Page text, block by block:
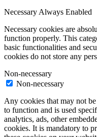
NecessaryAlways Enabled
Necessary cookies are
function properly. This
basic functionalities and
cookies do not store any
Non-necessary
Non-necessary
Any cookies that may not
to function and is used
analytics, ads, other
cookies. It is mandatory to